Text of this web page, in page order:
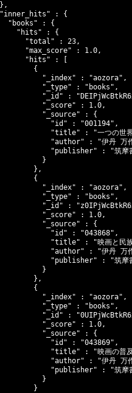
} ,
"inner_hits"
:
{
"books"
:
{
"hits"
:
{
"total"
: 23,
"max_score"
: 1.0,
"hits"
:
{
"_index"
: "aozora" ,
"_type"
: "books" ,
"_id"
:
"_score"
: 1.0,
"_source"
:
{
"id"
: "001194" ,
"title"
: "一つの世
"author"
: "伊丹 万
"publisher"
:
"筑摩
}
} ,
{
"_index"
: "aozora" ,
"_type"
: "books" ,
"_id"
:
"_score"
: 1.0,
"_source"
:
{
"id"
: "043868" ,
"title"
: "映画と民
"author"
: "伊丹 万
"publisher"
:
"筑摩
}
} ,
{
"_index"
: "aozora" ,
"_type"
: "books" ,
"_id"
:
"_score"
: 1.0,
"_source"
:
{
"id"
: "043869" ,
"title"
: "映画の普
"author"
: "伊丹 万
"publisher"
:
"筑摩
}
}